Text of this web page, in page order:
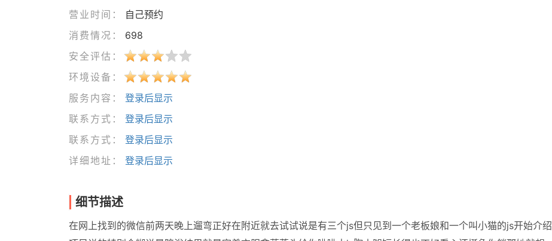
营业时间：
自己预约
消费情况：
698
安全评估：
环境设备：
服务内容：
登录后显示
联系方式：
登录后显示
联系方式：
登录后显示
详细地址：
登录后显示
细节描述
在网上找到的微信前两天晚上遛弯正好在附近就去试试说是有三个js但只见到一个老板娘和一个叫小猫的js开始介绍